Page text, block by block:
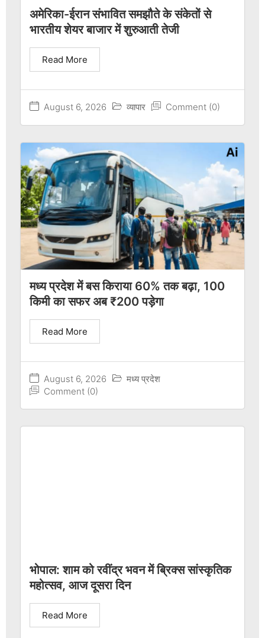
अमेरिका-ईरान संभावित समझौते के संकेतों से
भारतीय शेयर बाजार में शुरुआती तेजी
August 6, 2026 व्यापार Comment (0)
Read More
मध्य प्रदेश में बस किराया 60% तक बढ़ा, 100
किमी का सफर अब ₹200 पड़ेगा
August 6, 2026
मध्य प्रदेश
Comment (0)
Read More
भोपाल: शाम को रवींद्र भवन में ब्रिक्स सांस्कृतिक
महोत्सव, आज दूसरा दिन
Read More